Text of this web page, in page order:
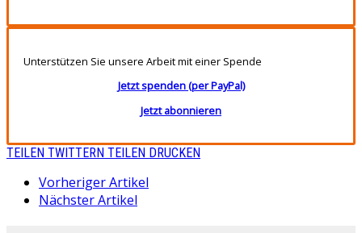
Unterstützen Sie unsere Arbeit mit einer Spende
Jetzt spenden (per PayPal)
Jetzt abonnieren
TEILEN TWITTERN TEILEN DRUCKEN
Vorheriger Artikel
Nächster Artikel